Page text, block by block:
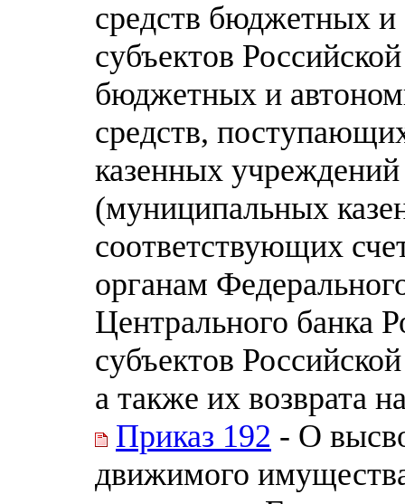
средств бюджетных
субъектов
бюджетных и
средств,
казенных
(муниципальных
соответствующих
органам
Центрального банка
субъектов
а также их возврата
Приказ 192 - О
движимого